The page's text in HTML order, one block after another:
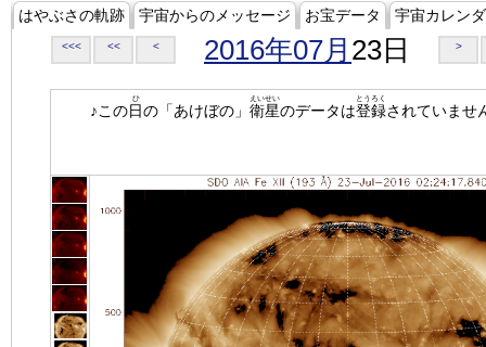
はやぶさの軌跡 宇宙からのメッセージ お宝データ 宇宙カレン
<<< << < 2016年07月 23日 >
♪この日
ひ
の「あけぼの」 衛星
えいせい
のデータは登録
とうろく
されていませ